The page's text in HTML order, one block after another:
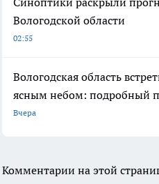
Вологодской области
02:55
Вологодская область
ясным небом: подробный
Вчера
Комментарии на этой